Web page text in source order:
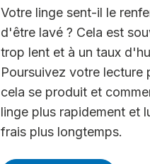
Votre linge sent-il le
d'être lavé ? Cela est
trop lent et à un taux
Poursuivez votre lecture
cela se produit et
linge plus rapidement et
frais plus longtemps.